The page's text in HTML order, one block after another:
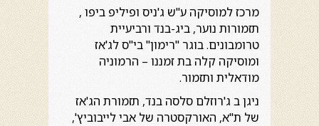
מרכז למוסיקה ע"ש ג'ניס ופיליפ ביפו ,
תזמורות נוער, ביג-בנד ורביעיית
טרומבונים. בוגר "רימון" בי"ס לג'אז
ומוסיקה קלה בת זמננו – הרמוניה
מודאלית ותזמור.
ניגן ב ג'רוזלם סלסה בנד, תזמורת הג'אז
של ת"א, האורקסטרה של אבי לייבוביץ',